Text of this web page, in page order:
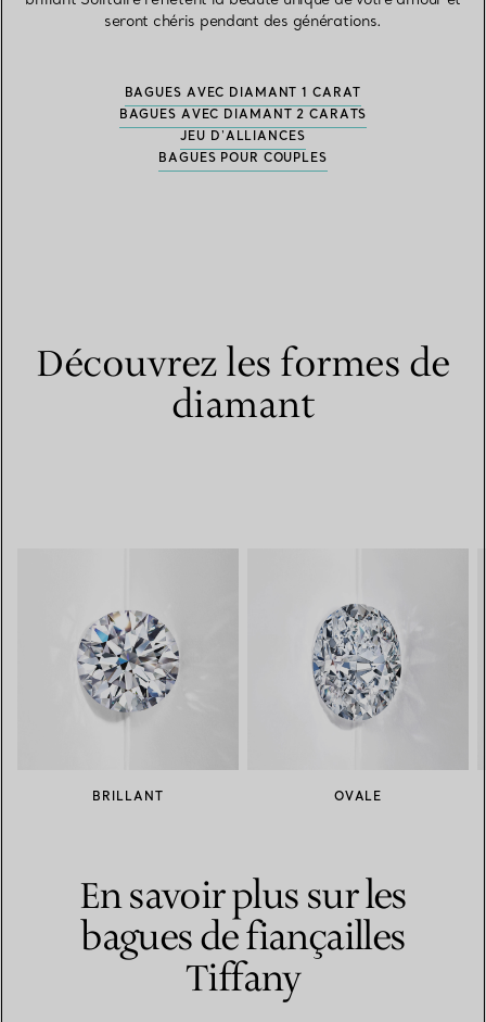
seront chéris pendant des générations.
BAGUES AVEC DIAMANT 1 CARAT
BAGUES AVEC DIAMANT 2 CARATS
JEU D'ALLIANCES
BAGUES POUR COUPLES
Découvrez les formes de
diamant
BRILLANT OVALE
En savoir plus sur les
bagues de fiançailles
Tiffany